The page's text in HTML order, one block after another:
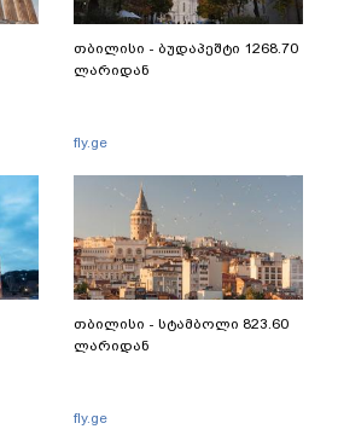
თბილისი - ბუდაპეშტი 1268.70
ლარიდან
fly.ge
თბილისი - სტამბოლი 823.60
ლარიდან
fly.ge